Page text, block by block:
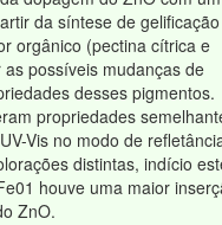
da síntese de gelificação
orgânico (pectina cítrica e
possíveis mudanças de
desses pigmentos.
propriedades
Vis no modo de
distintas, indício
houve uma maior
ZnO.